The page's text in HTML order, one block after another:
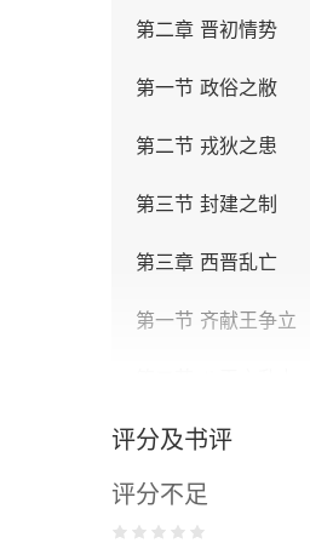
第二章 晋初情势
第一节 政俗之敝
第二节 戎狄之患
第三节 封建之制
第三章 西晋乱亡
第一节 齐献王争立
第三节 八王之乱下
第四节 洛阳沦陷
评分及书评
评分不足